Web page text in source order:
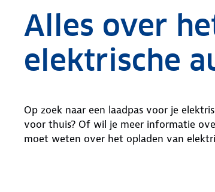
Alles over
elektrische
Op zoek naar een laadpas voor je
voor thuis? Of wil je meer informatie
moet weten over het opladen van